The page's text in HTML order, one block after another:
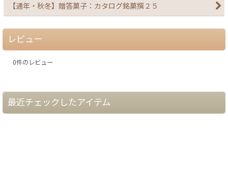
【通年・秋冬】贈答菓子：カタログ銘菓撰２５
レビュー
0件のレビュー
最近チェックしたアイテム